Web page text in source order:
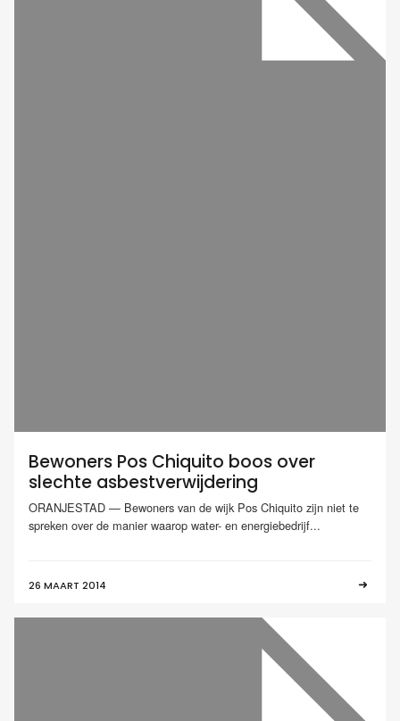
Bewoners Pos Chiquito boos over
slechte asbestverwijdering
ORANJESTAD — Bewoners van de wijk Pos Chiquito zijn niet te
spreken over de manier waarop water- en energiebedrijf...
26 MAART 2014